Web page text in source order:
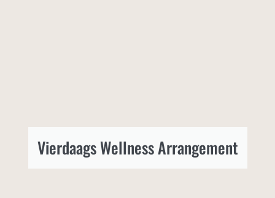
Vierdaags Wellness Arrangement